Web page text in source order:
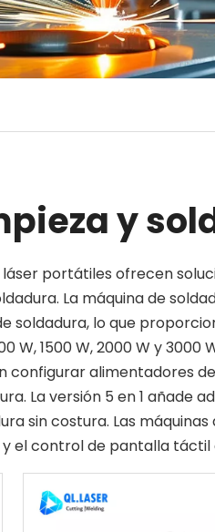
y
láser portátiles ofrecen
La máquina de
soldadura, lo que
W, 1500 W, 2000 W y
configurar alimentadores
La versión 5 en 1 añade
sin costura. Las
el control de pantalla